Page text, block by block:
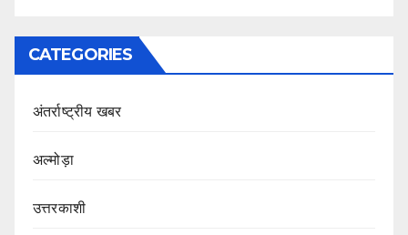
CATEGORIES
अंतर्राष्ट्रीय खबर
अल्मोड़ा
उत्तरकाशी